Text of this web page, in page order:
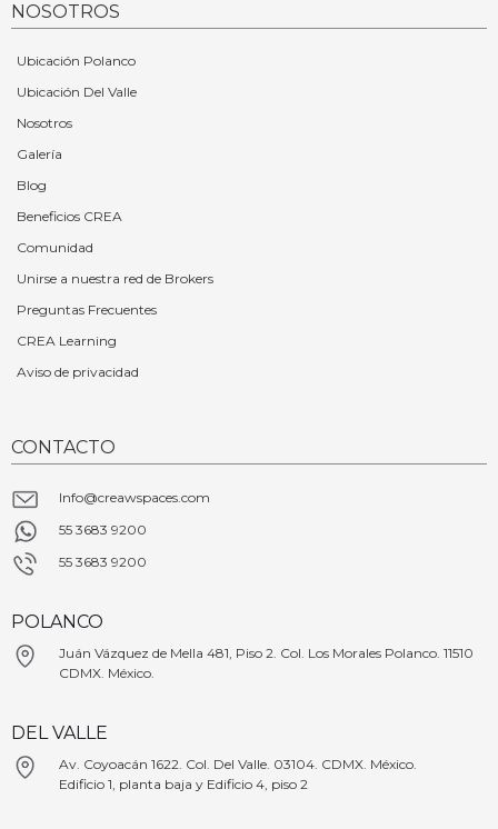
NOSOTROS
Ubicación Polanco
Ubicación Del Valle
Nosotros
Galería
Blog
Beneficios CREA
Comunidad
Unirse a nuestra red de Brokers
Preguntas Frecuentes
CREA Learning
Aviso de privacidad
CONTACTO
Info@creawspaces.com
55 3683 9200
55 3683 9200
POLANCO
Juán Vázquez de Mella 481, Piso 2. Col. Los Morales Polanco. 11510
CDMX. México.
DEL VALLE
Av. Coyoacán 1622. Col. Del Valle. 03104. CDMX. México.
Edificio 1, planta baja y Edificio 4, piso 2